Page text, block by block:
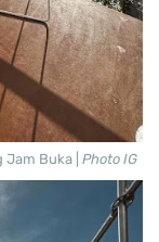
Buka | Photo IG